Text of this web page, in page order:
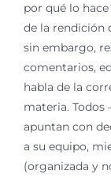
por qué lo
de la rendición
sin embargo,
comentarios,
habla de la
materia. Todos
apuntan con
a su equipo,
(organizada y